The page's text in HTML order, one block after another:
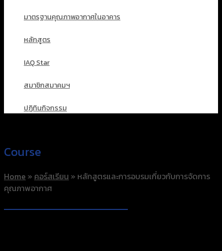
มาตรฐานคุณภาพอากาศในอาคาร
หลักสูตร
IAQ Star
สมาชิกสมาคมฯ
ปฏิทินกิจกรรม
Course
Home » คอร์สเรียน » หลักสูตรและการอบรมเกี่ยวกับการจัดการ
คุณภาพอากาศ